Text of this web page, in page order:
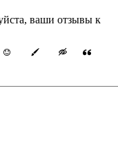
ваши отзывы к